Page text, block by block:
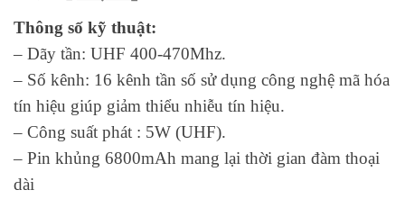
was:
is:
Thông số kỹ thuật:
– Dãy tần: UHF 400-470Mhz.
– Số kênh: 16 kênh tần số sử dụng công nghệ mã hóa
tín hiệu giúp giảm thiểu nhiễu tín hiệu.
– Công suất phát : 5W (UHF).
– Pin khủng 6800mAh mang lại thời gian đàm thoại
dài